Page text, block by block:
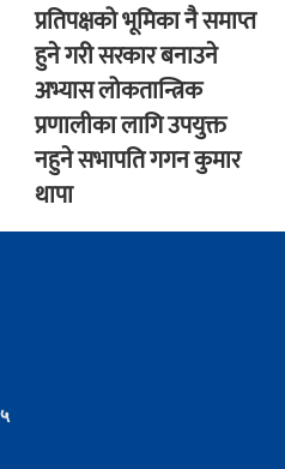
प्रतिपक्षको भूमिका नै समाप्त
हुने गरी सरकार बनाउने
अभ्यास लोकतान्त्रिक
प्रणालीका लागि उपयुक्त
नहुने सभापति गगन कुमार
थापा